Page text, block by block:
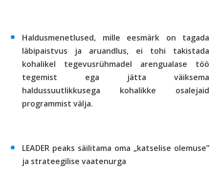
Haldusmenetlused, mille eesmärk on tagada
läbipaistvus ja aruandlus, ei tohi takistada
kohalikel tegevusrühmadel arengualase töö
tegemist ega jätta väiksema
haldussuutlikkusega kohalikke osalejaid
programmist välja.
LEADER peaks säilitama oma „katselise olemuse”
ja strateegilise vaatenurga